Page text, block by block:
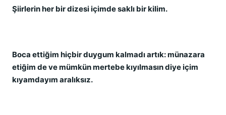
Şiirlerin her bir dizesi içimde saklı bir kilim.
Boca ettiğim hiçbir duygum kalmadı artık: münazara
etiğim de ve mümkün mertebe kıyılmasın diye içim
kıyamdayım aralıksız.